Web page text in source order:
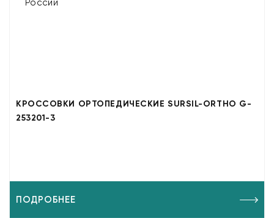
КРОССОВКИ ОРТОПЕДИЧЕСКИЕ SURSIL-ORTHO G-
253201-3
ПОДРОБНЕЕ